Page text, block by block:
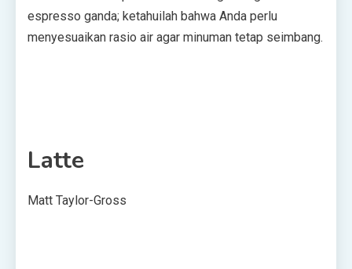
espresso ganda; ketahuilah bahwa Anda perlu
menyesuaikan rasio air agar minuman tetap seimbang.
Latte
Matt Taylor-Gross